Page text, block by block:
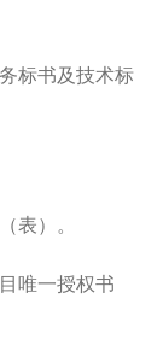
标书及技术标
表）。
唯一授权书